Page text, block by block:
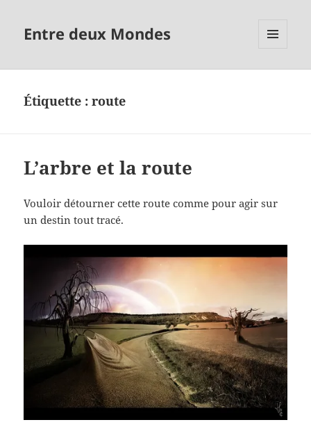
Entre deux Mondes
Étiquette :route
L’arbre et la route
Vouloir détourner cette route comme pour agir sur
un destin tout tracé.